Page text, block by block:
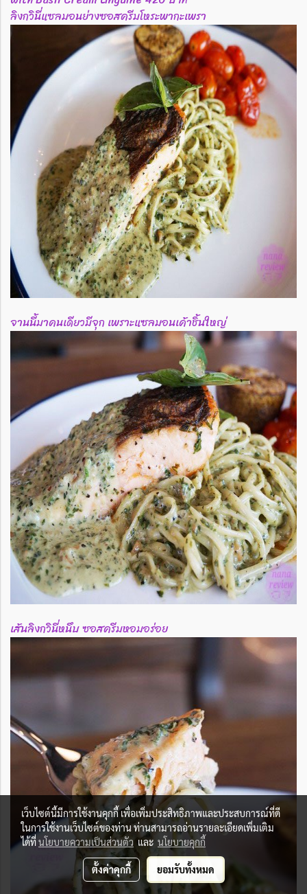
ลิงกวินี่แซลมอนย่างซอสครีมโหระพากะเพรา
จานนี้มาคนเดียวมีจุก เพราะแซลมอนเค้าชิ้นใหญ่
เส้นลิงกวินี่หนึบ ซอสครีมหอมอร่อย
เว็บไซต์นี้มีการใช้งานคุกกี้ เพื่อเพิ่มประสิทธิภาพและประสบการณ์ที่ดี
ในการใช้งานเว็บไซต์ของท่าน ท่านสามารถอ่านรายละเอียดเพิ่มเติม
ได้ที่นโยบายความเป็นส่วนตัว และ นโยบายคุกกี้
ตั้งค่าคุกกี้ ยอมรับทั้งหมด